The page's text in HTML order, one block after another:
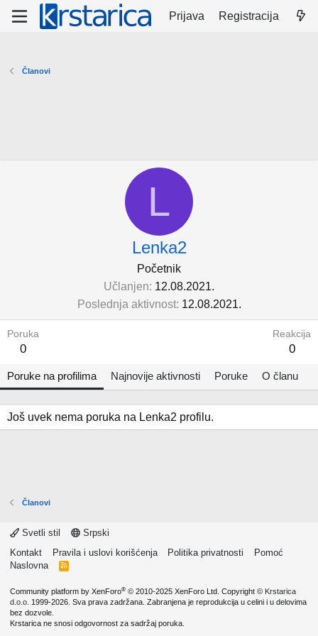
Prijava Registracija
Članovi
L
Lenka2
Početnik
Učlanjen 12.08.2021.
Poslednja aktivnost 12.08.2021.
Poruka
0
Reakcija
0
Poruke na profilima Najnovije aktivnosti Poruke O članu
Još uvek nema poruka na Lenka2 profilu.
Članovi
Svetli stil
Srpski
Kontakt
Pravila i uslovi korišćenja Politika privatnosti
Pomoć
Naslovna
R
Community platform by XenForo® © 2010-2025 XenForo Ltd. Copyright © Krstarica
d.o.o. 1999-2026. Sva prava zadržana. Zabranjena je reprodukcija u celini i u delovima
bez dozvole.
Krstarica ne snosi odgovornost za sadržaj poruka.